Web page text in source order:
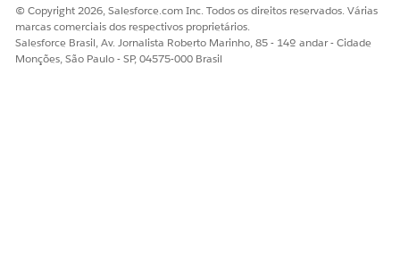
© Copyright 2026, Salesforce.com Inc. Todos os direitos reservados. Várias
marcas comerciais dos respectivos proprietários.
Salesforce Brasil, Av. Jornalista Roberto Marinho, 85 - 14º andar - Cidade
Monções, São Paulo - SP, 04575-000 Brasil